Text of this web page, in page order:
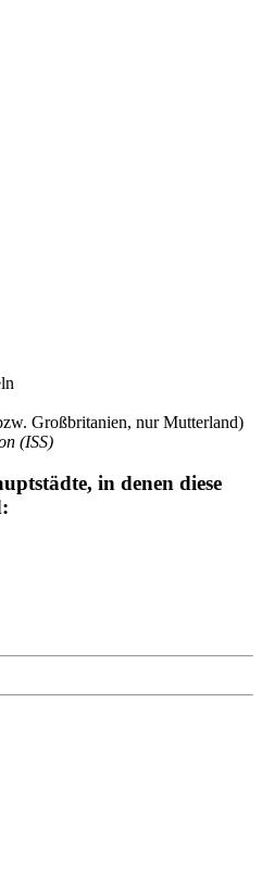
Großbritanien, nur Mutterland)
(ISS)
in denen diese